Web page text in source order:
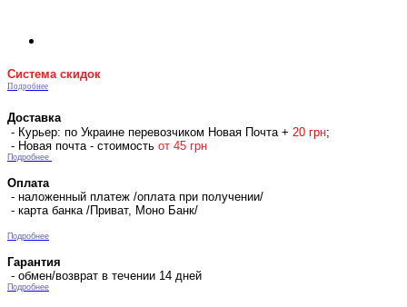
Система скидок
Подробнее
Доставка
- Курьер: по Украине перевозчиком Новая Почта + 20 грн;
- Новая почта - стоимость от 45 грн
Подробнее
Оплата
- наложенный платеж /оплата при получении/
- карта банка /Приват, Моно Банк/
Подробнее
Гарантия
- обмен/возврат в течении 14 дней
Подробнее